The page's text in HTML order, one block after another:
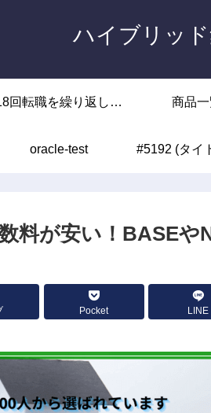
ハイブリッ
回転職を繰り返した
末路
商品
oracle-test #5192 (タイ
料が安い！BASEや
Pocket LINE